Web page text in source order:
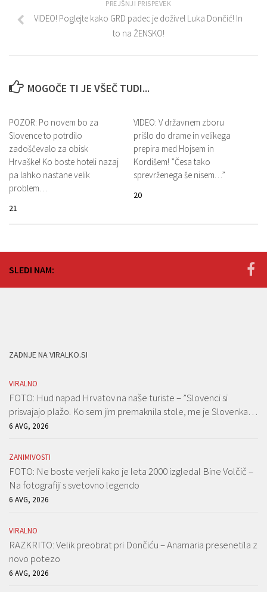
PREJŠNJI PRISPEVEK
VIDEO! Poglejte kako GRD padec je doživel Luka Dončić! In
to na ŽENSKO!
MOGOČE TI JE VŠEČ TUDI...
POZOR: Po novem bo za
Slovence to potrdilo
zadoščevalo za obisk
Hrvaške! Ko boste hoteli nazaj
pa lahko nastane velik
problem…
21
VIDEO: V državnem zboru
prišlo do drame in velikega
prepira med Hojsem in
Kordišem! ”Česa tako
sprevrženega še nisem…”
20
SLEDI NAM:
ZADNJE NA VIRALKO.SI
VIRALNO
FOTO: Hud napad Hrvatov na naše turiste – ”Slovenci si
prisvajajo plažo. Ko sem jim premaknila stole, me je Slovenka…
6 AVG, 2026
ZANIMIVOSTI
FOTO: Ne boste verjeli kako je leta 2000 izgledal Bine Volčič –
Na fotografiji s svetovno legendo
6 AVG, 2026
VIRALNO
RAZKRITO: Velik preobrat pri Dončiću – Anamaria presenetila z
novo potezo
6 AVG, 2026